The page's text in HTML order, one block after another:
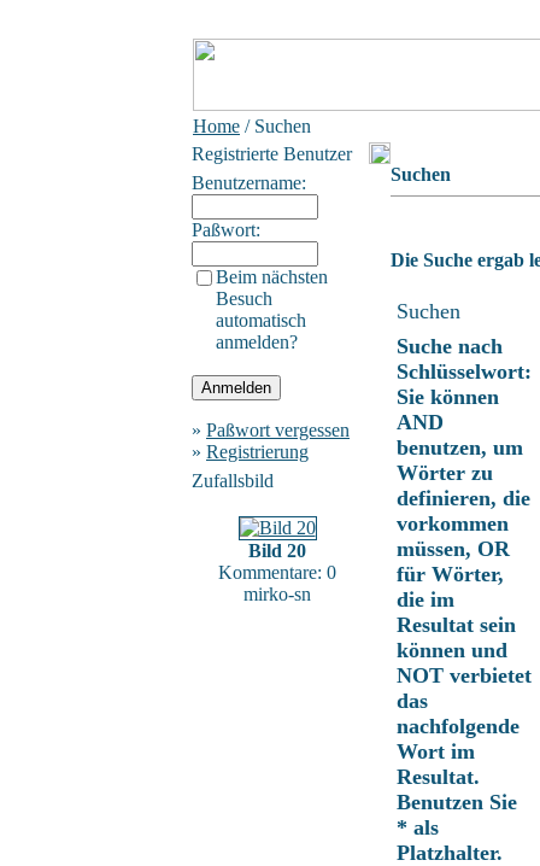
Home / Suchen
Registrierte Benutzer
Benutzername:
Paßwort:
Beim nächsten
Besuch
automatisch
anmelden?
» Paßwort vergessen
» Registrierung
Zufallsbild
Bild 20
Kommentare: 0
mirko-sn
Suchen
Die Suche ergab
Suchen
Suche nach
Schlüsselwort:
Sie können
AND
benutzen, um
Wörter zu
definieren, die
vorkommen
müssen, OR
für Wörter,
die im
Resultat sein
können und
NOT verbietet
das
nachfolgende
Wort im
Resultat.
Benutzen Sie
* als
Platzhalter.